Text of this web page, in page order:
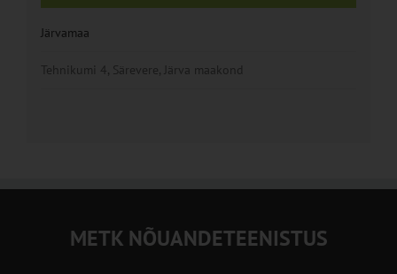
Järvamaa
Tehnikumi 4, Särevere, Järva maakond
METK NÕUANDETEENISTUS